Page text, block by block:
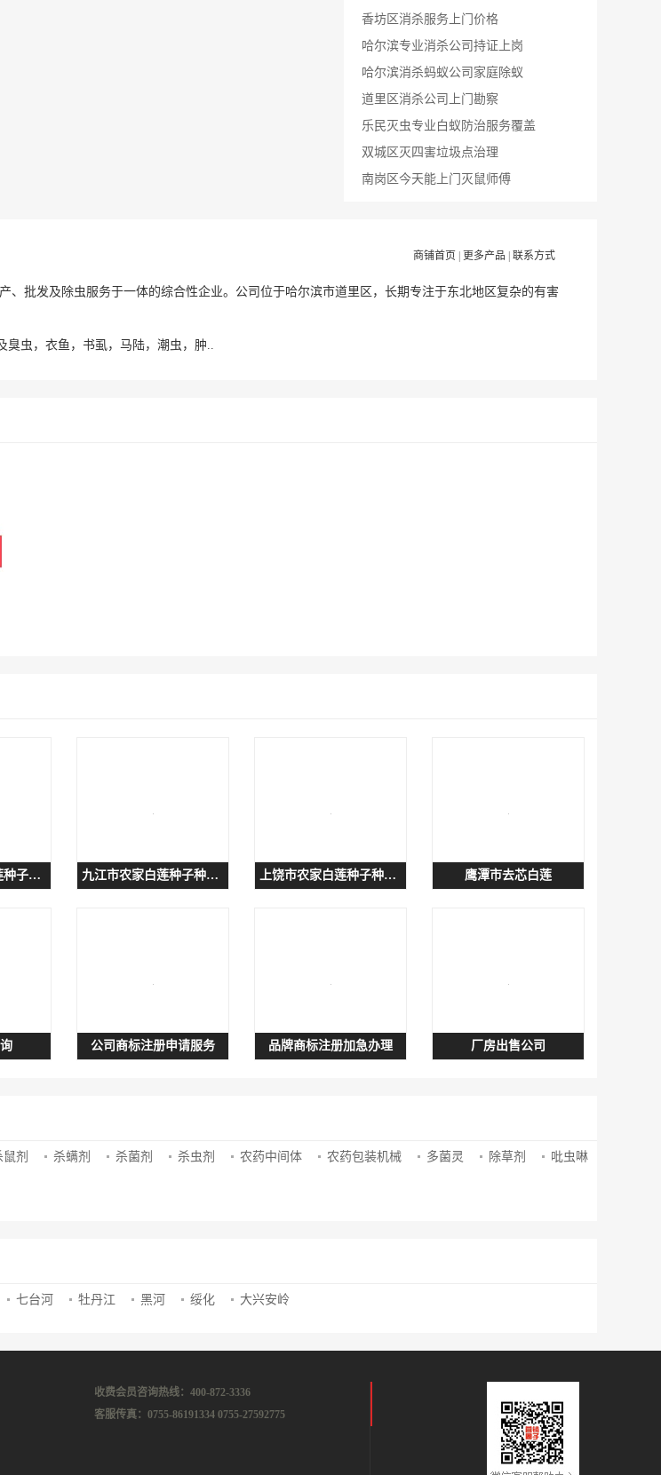
香坊区消杀服务上门价格
哈尔滨专业消杀公司持证上岗
哈尔滨消杀蚂蚁公司家庭除蚁
道里区消杀公司上门勘察
乐民灭虫专业白蚁防治服务覆盖
双城区灭四害垃圾点治理
南岗区今天能上门灭鼠师傅
商铺首页 更多产品 联系方式
批发及除虫服务于一体的综合性企业。公司位于哈尔滨市道里区，长期专注于东北地区复杂的有害
臭虫，衣鱼，书虱，马陆，潮虫，肿..
景德镇市去芯白莲种子种子供货 九江市农家白莲种子种子招商代理 上饶市农家白莲种子种子供货 鹰潭市去芯白莲
公司商标注册申请服务 品牌商标注册加急办理 厂房出售公司
鼠剂 杀螨剂 杀菌剂 杀虫剂 农药中间体 农药包装机械 多菌灵 除草剂 吡虫啉
七台河 牡丹江 黑河 绥化 大兴安岭
收费会员咨询热线：400-872-3336
客服传真：0755-86191334 0755-27592775